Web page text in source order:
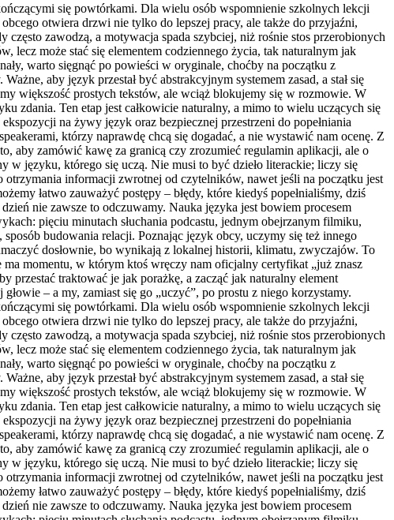
się powtórkami. Dla wielu osób wspomnienie szkolnych lekcji
otwiera drzwi nie tylko do lepszej pracy, ale także do przyjaźni,
zawodzą, a motywacja spada szybciej, niż rośnie stos przerobionych
lecz może stać się elementem codziennego życia, tak naturalnym jak
warto sięgnąć po powieści w oryginale, choćby na początku z
aby język przestał być abstrakcyjnym systemem zasad, a stał się
większość prostych tekstów, ale wciąż blokujemy się w rozmowie. W
zdania. Ten etap jest całkowicie naturalny, a mimo to wielu uczących się
na żywy język oraz bezpiecznej przestrzeni do popełniania
którzy naprawdę chcą się dogadać, a nie wystawić nam ocenę. Z
aby zamówić kawę za granicą czy zrozumieć regulamin aplikacji, ale o
w języku, którego się uczą. Nie musi to być dzieło literackie; liczy się
informacji zwrotnej od czytelników, nawet jeśli na początku jest
łatwo zauważyć postępy – błędy, które kiedyś popełnialiśmy, dziś
nie zawsze to odczuwamy. Nauka języka jest bowiem procesem
pięciu minutach słuchania podcastu, jednym obejrzanym filmiku,
budowania relacji. Poznając język obcy, uczymy się też innego
dosłownie, bo wynikają z lokalnej historii, klimatu, zwyczajów. To
momentu, w którym ktoś wręczy nam oficjalny certyfikat „już znasz
przestać traktować je jak porażkę, a zacząć jak naturalny element
– a my, zamiast się go „uczyć”, po prostu z niego korzystamy.
się powtórkami. Dla wielu osób wspomnienie szkolnych lekcji
otwiera drzwi nie tylko do lepszej pracy, ale także do przyjaźni,
zawodzą, a motywacja spada szybciej, niż rośnie stos przerobionych
lecz może stać się elementem codziennego życia, tak naturalnym jak
warto sięgnąć po powieści w oryginale, choćby na początku z
aby język przestał być abstrakcyjnym systemem zasad, a stał się
większość prostych tekstów, ale wciąż blokujemy się w rozmowie. W
zdania. Ten etap jest całkowicie naturalny, a mimo to wielu uczących się
na żywy język oraz bezpiecznej przestrzeni do popełniania
którzy naprawdę chcą się dogadać, a nie wystawić nam ocenę. Z
aby zamówić kawę za granicą czy zrozumieć regulamin aplikacji, ale o
w języku, którego się uczą. Nie musi to być dzieło literackie; liczy się
informacji zwrotnej od czytelników, nawet jeśli na początku jest
łatwo zauważyć postępy – błędy, które kiedyś popełnialiśmy, dziś
nie zawsze to odczuwamy. Nauka języka jest bowiem procesem